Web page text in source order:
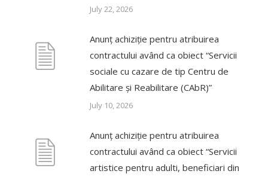
July 22, 2026
Anunț achiziție pentru atribuirea
contractului având ca obiect “Servicii
sociale cu cazare de tip Centru de
Abilitare și Reabilitare (CAbR)”
July 10, 2026
Anunț achiziție pentru atribuirea
contractului având ca obiect “Servicii
artistice pentru adulti, beneficiari din